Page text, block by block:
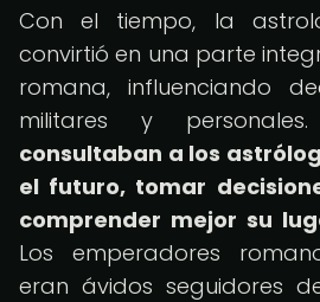
Con el tiempo, la
convirtió en una parte
romana, influenciando
militares y
consultaban a los
el futuro, tomar
comprender mejor su
Los emperadores
eran ávidos seguidores